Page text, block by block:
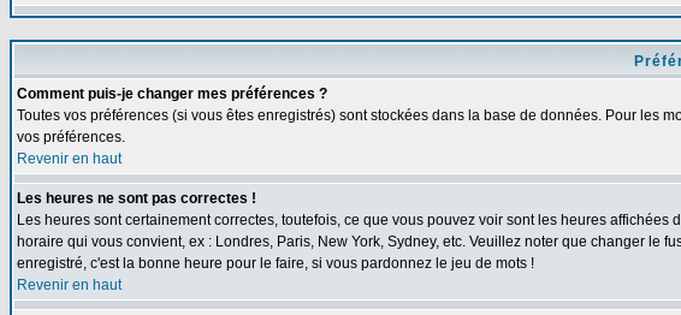
Comment puis-je changer mes préférences ?
Toutes vos préférences (si vous êtes enregistrés) sont stockées dans la base de données. Pour les
vos préférences.
Revenir en haut
Les heures ne sont pas correctes !
Les heures sont certainement correctes, toutefois, ce que vous pouvez voir sont les heures
horaire qui vous convient, ex : Londres, Paris, New York, Sydney, etc. Veuillez noter que changer
enregistré, c'est la bonne heure pour le faire, si vous pardonnez le jeu de mots !
Revenir en haut